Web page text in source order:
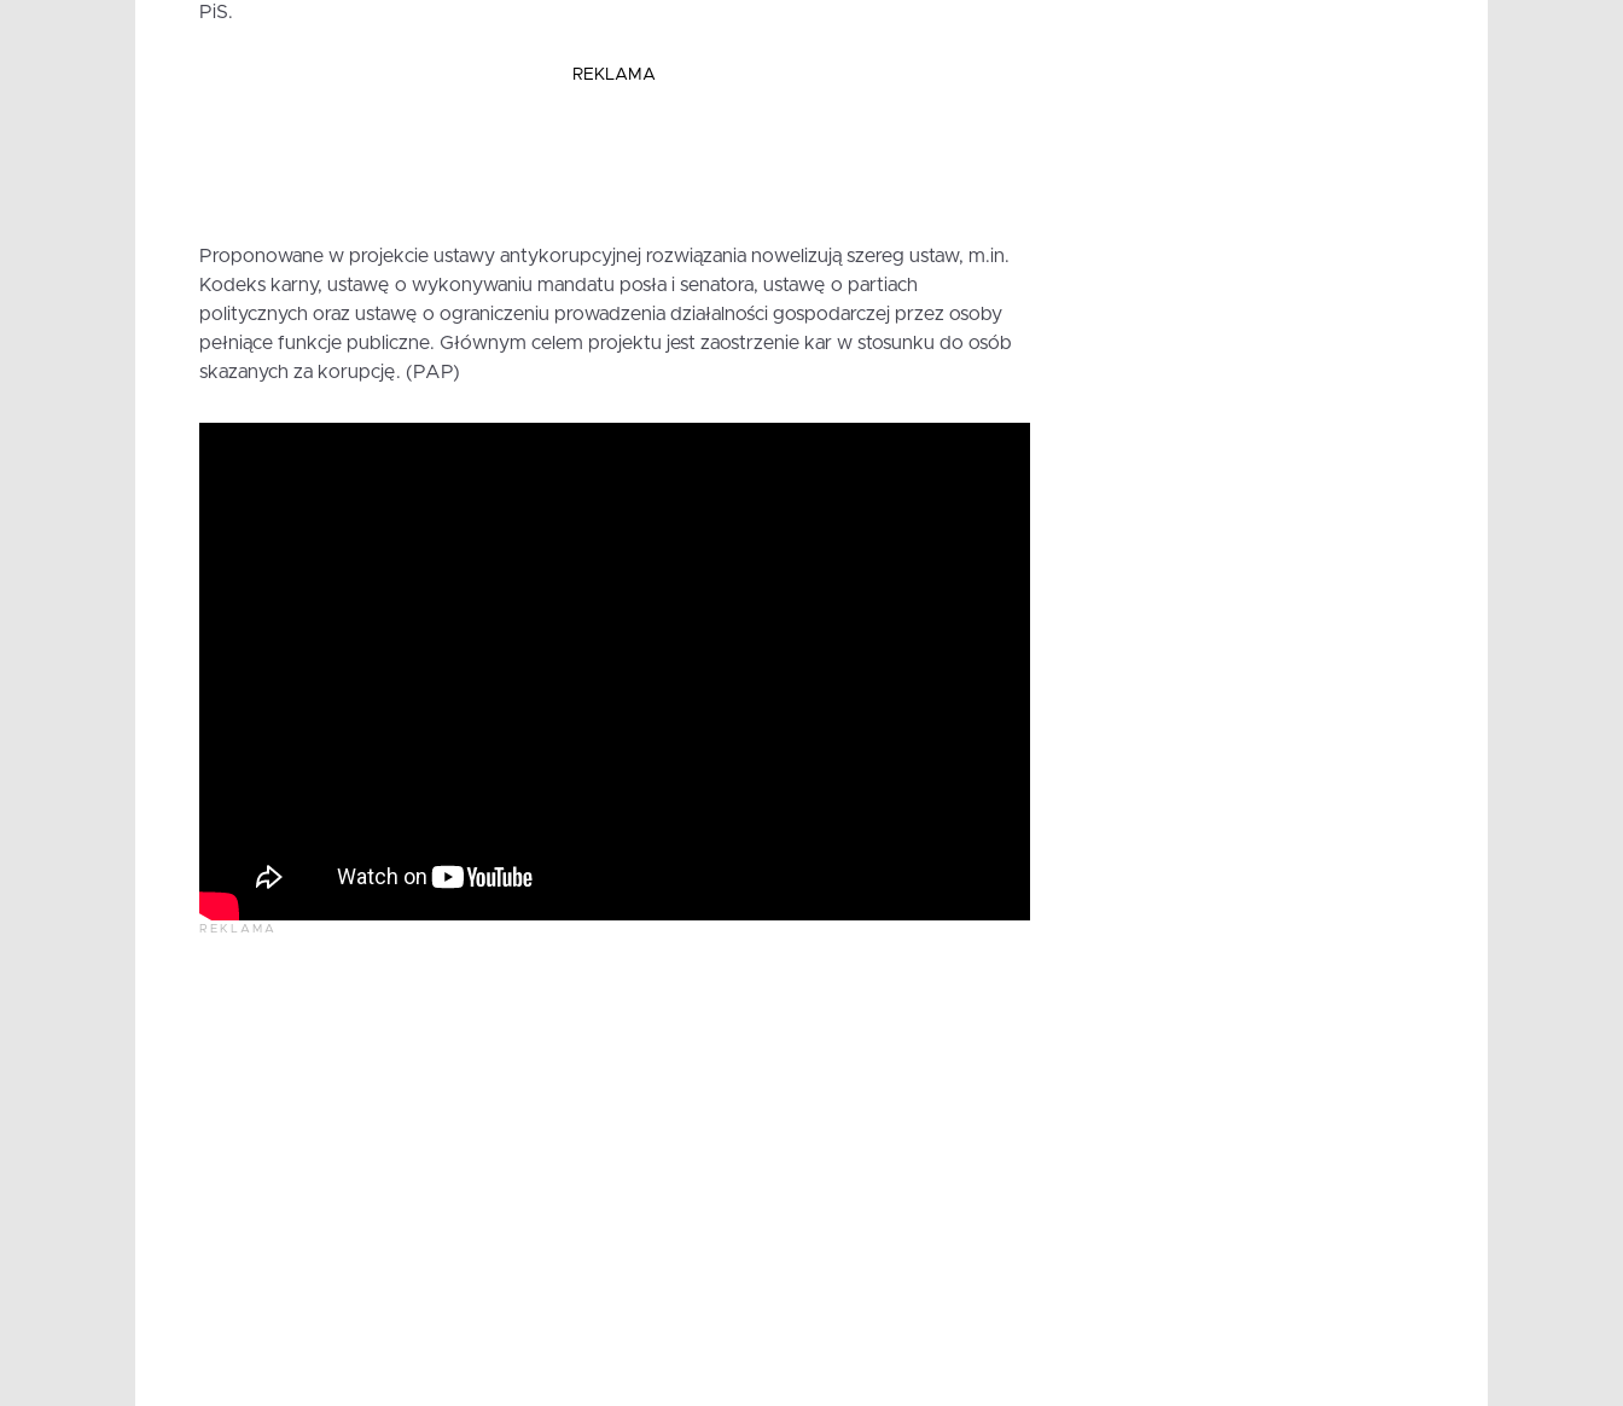
PiS.
REKLAMA
Proponowane w projekcie ustawy antykorupcyjnej rozwiązania nowelizują szereg ustaw, m.in.
Kodeks karny, ustawę o wykonywaniu mandatu posła i senatora, ustawę o partiach
politycznych oraz ustawę o ograniczeniu prowadzenia działalności gospodarczej przez osoby
pełniące funkcje publiczne. Głównym celem projektu jest zaostrzenie kar w stosunku do osób
skazanych za korupcję. (PAP)
REKLAMA